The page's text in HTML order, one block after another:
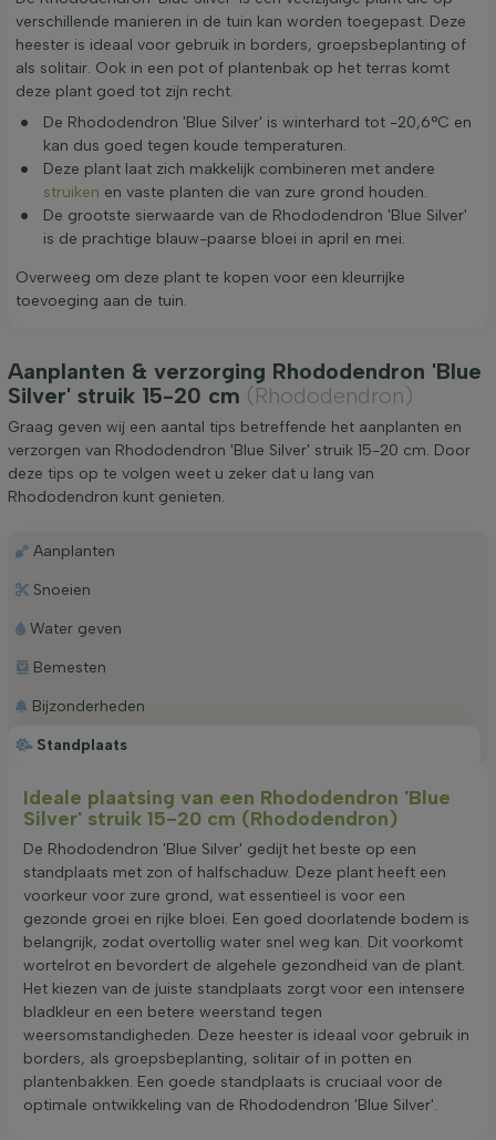
verschillende manieren in de tuin kan worden toegepast. Deze
heester is ideaal voor gebruik in borders, groepsbeplanting of
als solitair. Ook in een pot of plantenbak op het terras komt
deze plant goed tot zijn recht.
De Rhododendron 'Blue Silver' is winterhard tot -20,6°C en
kan dus goed tegen koude temperaturen.
Deze plant laat zich makkelijk combineren met andere
struiken en vaste planten die van zure grond houden.
De grootste sierwaarde van de Rhododendron 'Blue Silver'
is de prachtige blauw-paarse bloei in april en mei.
Overweeg om deze plant te kopen voor een kleurrijke
toevoeging aan de tuin.
Aanplanten & verzorging Rhododendron 'Blue
Silver' struik 15-20 cm (Rhododendron)
Graag geven wij een aantal tips betreffende het aanplanten en
verzorgen van Rhododendron 'Blue Silver' struik 15-20 cm. Door
deze tips op te volgen weet u zeker dat u lang van
Rhododendron kunt genieten.
Standplaats
Aanplanten
Snoeien
Water geven
Bemesten
Bijzonderheden
Ideale plaatsing van een Rhododendron 'Blue
Silver' struik 15-20 cm (Rhododendron)
De Rhododendron 'Blue Silver' gedijt het beste op een
standplaats met zon of halfschaduw. Deze plant heeft een
voorkeur voor zure grond, wat essentieel is voor een
gezonde groei en rijke bloei. Een goed doorlatende bodem is
belangrijk, zodat overtollig water snel weg kan. Dit voorkomt
wortelrot en bevordert de algehele gezondheid van de plant.
Het kiezen van de juiste standplaats zorgt voor een intensere
bladkleur en een betere weerstand tegen
weersomstandigheden. Deze heester is ideaal voor gebruik in
borders, als groepsbeplanting, solitair of in potten en
plantenbakken. Een goede standplaats is cruciaal voor de
optimale ontwikkeling van de Rhododendron 'Blue Silver'.